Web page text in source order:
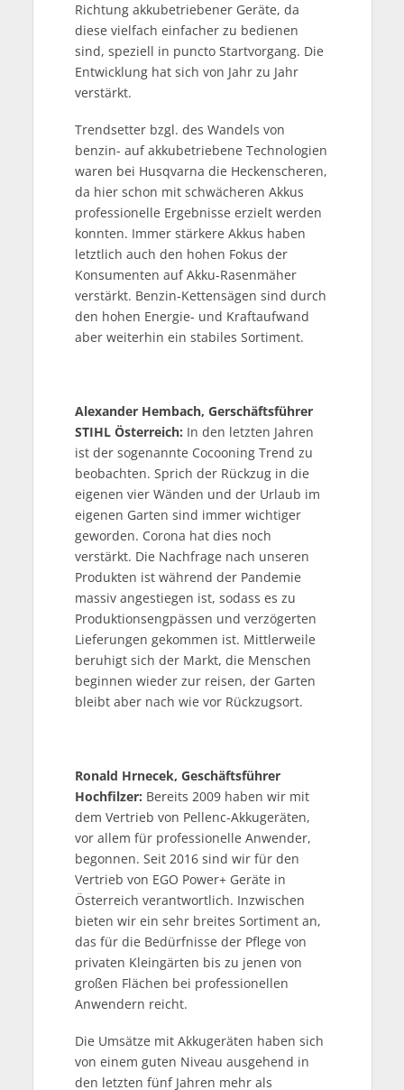
Richtung akkubetriebener Geräte, da
diese vielfach einfacher zu bedienen
sind, speziell in puncto Startvorgang. Die
Entwicklung hat sich von Jahr zu Jahr
verstärkt.
Trendsetter bzgl. des Wandels von
benzin- auf akkubetriebene Technologien
waren bei Husqvarna die Heckenscheren,
da hier schon mit schwächeren Akkus
professionelle Ergebnisse erzielt werden
konnten. Immer stärkere Akkus haben
letztlich auch den hohen Fokus der
Konsumenten auf Akku-Rasenmäher
verstärkt. Benzin-Kettensägen sind durch
den hohen Energie- und Kraftaufwand
aber weiterhin ein stabiles Sortiment.
Alexander Hembach, Gerschäftsführer
STIHL Österreich: In den letzten Jahren
ist der sogenannte Cocooning Trend zu
beobachten. Sprich der Rückzug in die
eigenen vier Wänden und der Urlaub im
eigenen Garten sind immer wichtiger
geworden. Corona hat dies noch
verstärkt. Die Nachfrage nach unseren
Produkten ist während der Pandemie
massiv angestiegen ist, sodass es zu
Produktionsengpässen und verzögerten
Lieferungen gekommen ist. Mittlerweile
beruhigt sich der Markt, die Menschen
beginnen wieder zur reisen, der Garten
bleibt aber nach wie vor Rückzugsort.
Ronald Hrnecek, Geschäftsführer
Hochfilzer: Bereits 2009 haben wir mit
dem Vertrieb von Pellenc-Akkugeräten,
vor allem für professionelle Anwender,
begonnen. Seit 2016 sind wir für den
Vertrieb von EGO Power+ Geräte in
Österreich verantwortlich. Inzwischen
bieten wir ein sehr breites Sortiment an,
das für die Bedürfnisse der Pflege von
privaten Kleingärten bis zu jenen von
großen Flächen bei professionellen
Anwendern reicht.
Die Umsätze mit Akkugeräten haben sich
von einem guten Niveau ausgehend in
den letzten fünf Jahren mehr als